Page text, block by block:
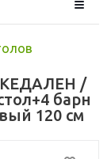
/
барн
120 см